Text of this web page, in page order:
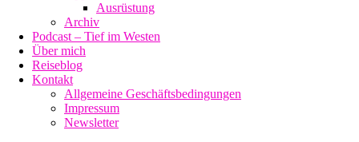
Ausrüstung
Archiv
Podcast – Tief im Westen
Über mich
Reiseblog
Kontakt
Allgemeine Geschäftsbedingungen
Impressum
Newsletter